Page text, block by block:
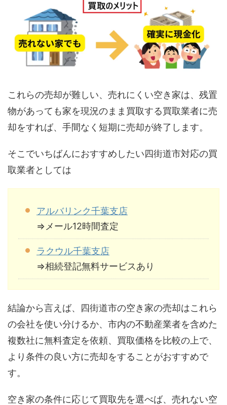
これらの売却が難しい、売れにくい空き家は、残置
物があっても家を現況のまま買取する買取業者に売
却をすれば、手間なく短期に売却が終了します。
そこでいちばんにおすすめしたい四街道市対応の買
取業者としては
アルバリンク千葉支店
⇒メール12時間査定
ラクウル千葉支店
⇒相続登記無料サービスあり
結論から言えば、四街道市の空き家の売却はこれら
の会社を使い分けるか、市内の不動産業者を含めた
複数社に無料査定を依頼、買取価格を比較の上で、
より条件の良い方に売却をすることがおすすめで
す。
空き家の条件に応じて買取先を選べば、売れない空